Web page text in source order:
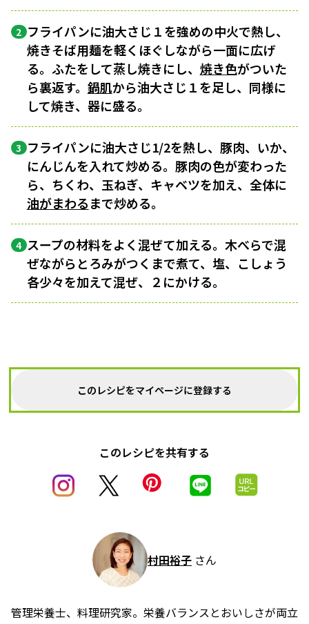
2 フライパンに油大さじ１を強めの中火で熱し、
焼きそば用麺を軽くほぐしながら一面に広げ
る。ふたをして蒸し焼きにし、 焼き色がついた
ら裏返す。 鍋肌から油大さじ１を足し、同様に
して焼き、器に盛る。
3 フライパンに油大さじ1/2を熱し、豚肉、いか、
にんじんを入れて炒める。豚肉の色が変わった
ら、ちくわ、玉ねぎ、キャベツを加え、全体に
油がまわるまで炒める。
4 スープの材料をよく混ぜて加える。木べらで混
ぜながらとろみがつくまで煮て、塩、こしょう
各少々を加えて混ぜ、２にかける。
このレシピをマイページに登録する
このレシピを共有する
村田裕子 さん
管理栄養士、料理研究家。栄養バランスとおいしさが両立